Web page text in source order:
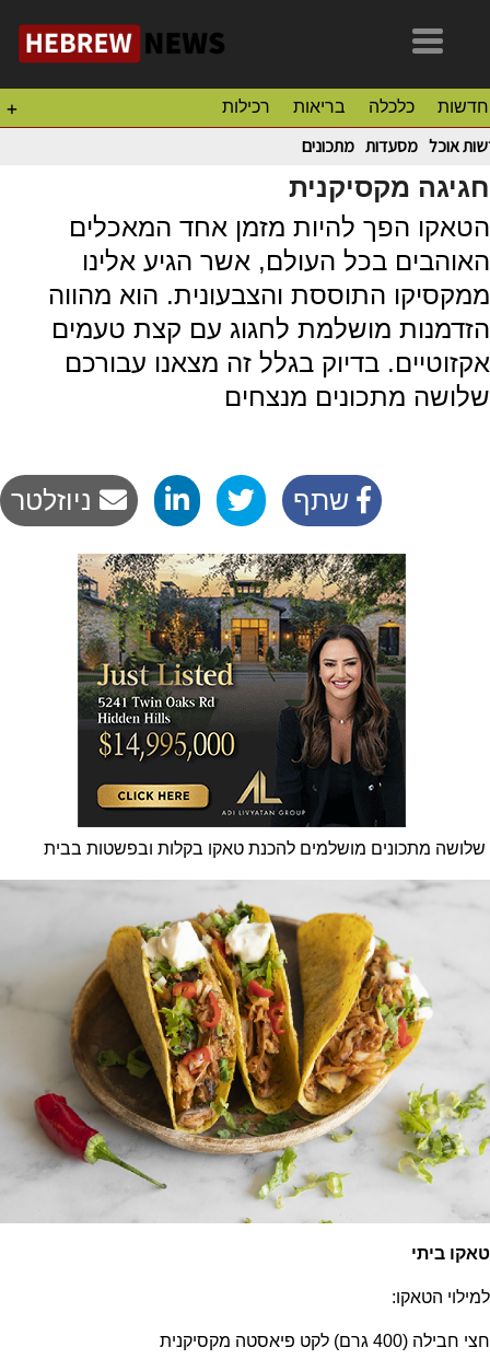
+ חדשות כלכלה בריאות רכילות
אוכל מסעדות מתכונים
חגיגה מקסיקנית
הטאקו הפך להיות מזמן אחד המאכלים
האוהבים בכל העולם, אשר הגיע אלינו
ממקסיקו התוססת והצבעונית. הוא מהווה
הזדמנות מושלמת לחגוג עם קצת טעמים
אקזוטיים. בדיוק בגלל זה מצאנו עבורכם
שלושה מתכונים מנצחים
שלושה מתכונים מושלמים להכנת טאקו בקלות ובפשטות בבית
טאקו ביתי
למילוי הטאקו:
חצי חבילה (400 גרם) לקט פיאסטה מקסיקנית